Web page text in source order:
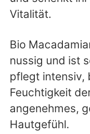
Vitalität.
Bio
nussig und ist
pflegt intensiv,
Feuchtigkeit
angenehmes,
Hautgefühl.